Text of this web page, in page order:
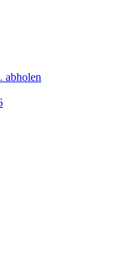
abholen